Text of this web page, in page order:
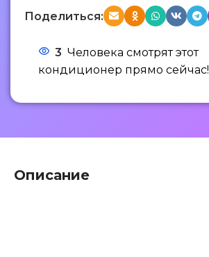
Поделиться:
3 Человека смотрят этот
кондиционер прямо сейчас!
Описание